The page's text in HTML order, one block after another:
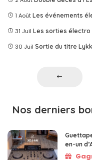
1 Août Les événements
31 Juil Les sorties électro
30 Juil Sortie du titre
Nos derniers
en-un